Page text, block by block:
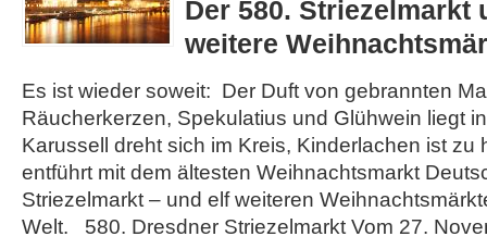
Der 580. Striezelmarkt
weitere
Es ist wieder soweit: Der Duft von gebrannten
Räucherkerzen, Spekulatius und Glühwein liegt
Karussell dreht sich im Kreis, Kinderlachen ist zu
entführt mit dem ältesten Weihnachtsmarkt
Striezelmarkt – und elf weiteren
Welt. 580. Dresdner Striezelmarkt Vom 27.